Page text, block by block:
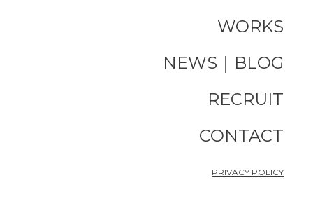
WORKS
NEWS｜BLOG
RECRUIT
CONTACT
PRIVACY POLICY